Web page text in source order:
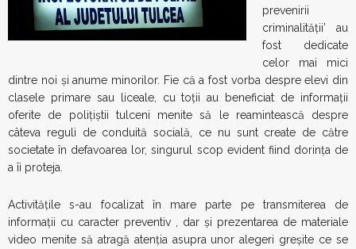
prevenirii
criminalității’ au
fost dedicate
celor mai mici
dintre noi și anume minorilor. Fie că a fost vorba despre elevi din
clasele primare sau liceale, cu toții au beneficiat de informații
oferite de polițiștii tulceni menite să le reamintească despre
câteva reguli de conduită socială, ce nu sunt create de către
societate în defavoarea lor, singurul scop evident fiind dorința de
a îi proteja.
Activitățile s-au focalizat în mare parte pe transmiterea de
informații cu caracter preventiv , dar și prezentarea de materiale
video menite să atragă atenția asupra unor alegeri greșite ce se